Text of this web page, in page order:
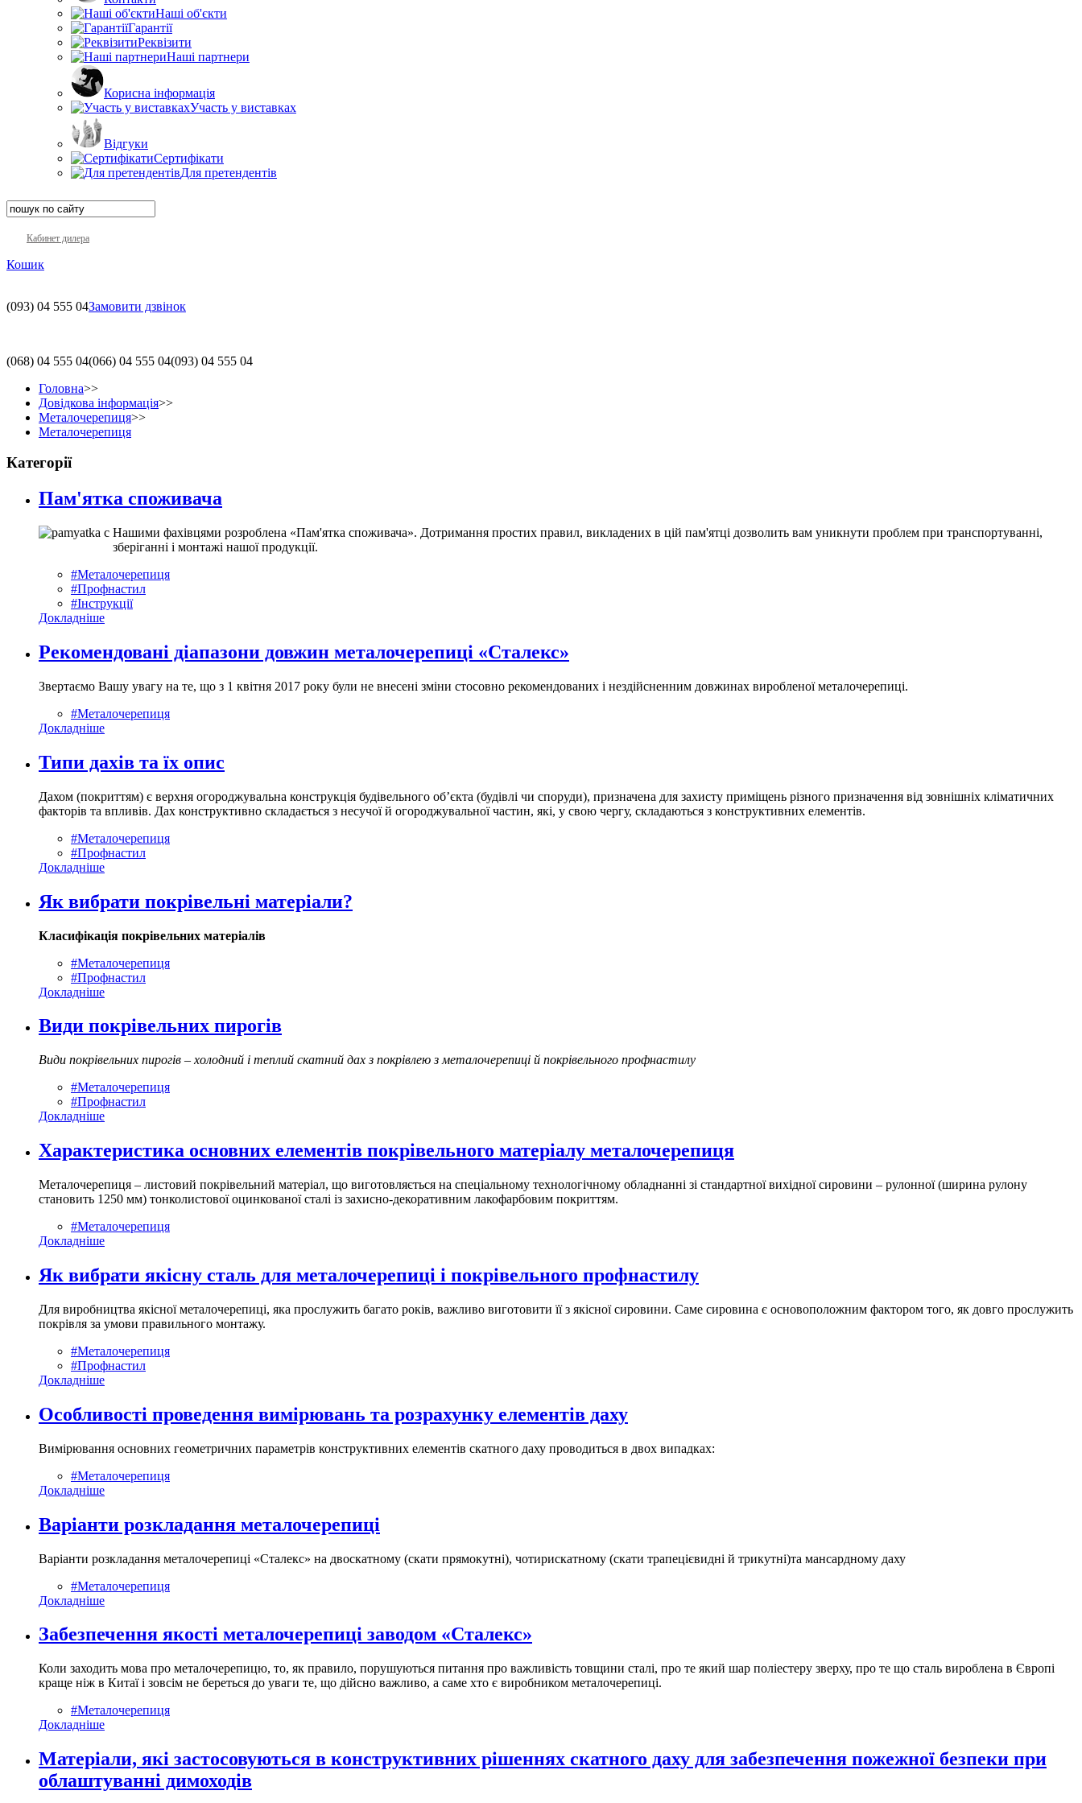
Наші об'єкти
Гарантії
Реквізити
Наші партнери
Корисна інформація
Участь у виставках
Відгуки
Сертифікати
Для претендентів
Кабинет дилера
Кошик
(093) 04 555 04Замовити дзвінок
(068) 04 555 04(066) 04 555 04(093) 04 555 04
Головна>>
Довідкова інформація>>
Металочерепиця>>
Металочерепиця
Категорії
Пам'ятка споживача
Нашими фахівцями розроблена «Пам'ятка споживача». Дотримання простих правил, викладених в цій пам'ятці дозволить вам уникнути проблем при транспортуванні,
зберіганні і монтажі нашої продукції.
#Металочерепиця
#Профнастил
#Інструкції
Докладніше
Рекомендовані діапазони довжин металочерепиці «Сталекс»
Звертаємо Вашу увагу на те, що з 1 квітня 2017 року були не внесені зміни стосовно рекомендованих і нездійсненним довжинах виробленої металочерепиці.
#Металочерепиця
Докладніше
Типи дахів та їх опис
Дахом (покриттям) є верхня огороджувальна конструкція будівельного об’єкта (будівлі чи споруди), призначена для захисту приміщень різного призначення від зовнішніх кліматичних
факторів та впливів. Дах конструктивно складається з несучої й огороджувальної частин, які, у свою чергу, складаються з конструктивних елементів.
#Металочерепиця
#Профнастил
Докладніше
Як вибрати покрівельні матеріали?
Класифікація покрівельних матеріалів
#Металочерепиця
#Профнастил
Докладніше
Види покрівельних пирогів
Види покрівельних пирогів – холодний і теплий скатний дах з покрівлею з металочерепиці й покрівельного профнастилу
#Металочерепиця
#Профнастил
Докладніше
Характеристика основних елементів покрівельного матеріалу металочерепиця
Металочерепиця – листовий покрівельний матеріал, що виготовляється на спеціальному технологічному обладнанні зі стандартної вихідної сировини – рулонної (ширина рулону
становить 1250 мм) тонколистової оцинкованої сталі із захисно-декоративним лакофарбовим покриттям.
#Металочерепиця
Докладніше
Як вибрати якісну сталь для металочерепиці і покрівельного профнастилу
Для виробництва якісної металочерепиці, яка прослужить багато років, важливо виготовити її з якісної сировини. Саме сировина є основоположним фактором того, як довго прослужить
покрівля за умови правильного монтажу.
#Металочерепиця
#Профнастил
Докладніше
Особливості проведення вимірювань та розрахунку елементів даху
Вимірювання основних геометричних параметрів конструктивних елементів скатного даху проводиться в двох випадках:
#Металочерепиця
Докладніше
Варіанти розкладання металочерепиці
Варіанти розкладання металочерепиці «Сталекс» на двоскатному (скати прямокутні), чотирискатному (скати трапецієвидні й трикутні)та мансардному даху
#Металочерепиця
Докладніше
Забезпечення якості металочерепиці заводом «Сталекс»
Коли заходить мова про металочерепицю, то, як правило, порушуються питання про важливість товщини сталі, про те який шар поліестеру зверху, про те що сталь вироблена в Європі
краще ніж в Китаї і зовсім не береться до уваги те, що дійсно важливо, а саме хто є виробником металочерепиці.
#Металочерепиця
Докладніше
Матеріали, які застосовуються в конструктивних рішеннях скатного даху для забезпечення пожежної безпеки при
облаштуванні димоходів